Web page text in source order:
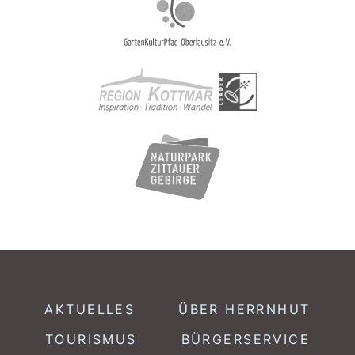
AKTUELLES
ÜBER HERRNHUT
TOURISMUS
BÜRGERSERVICE